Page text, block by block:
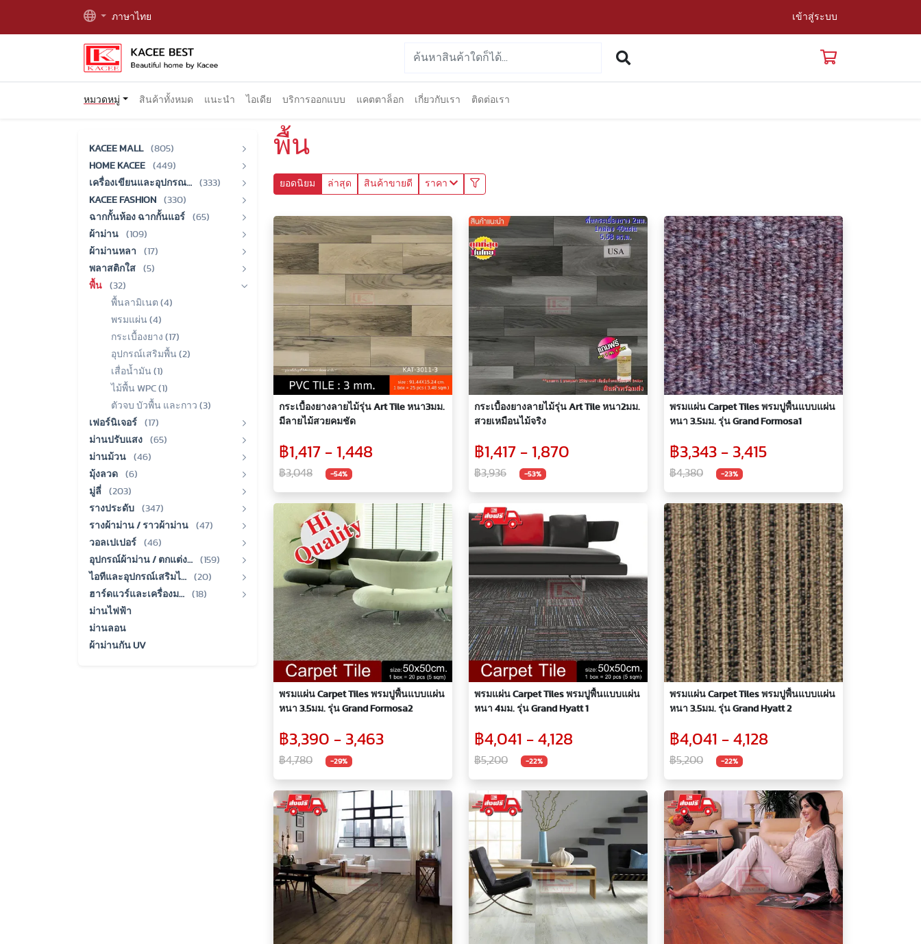
ภาษาไทย เข้าสู่ระบบ
หมวดหมู่ สินค้าทั้งหมด แนะนำ ไอเดีย บริการออกแบบ แคตตาล็อก เกี่ยวกับเรา ติดต่อเรา
KACEE MALL
(805)
HOME KACEE
(449)
เครื่องเขียนและอุปกรณ…
(333)
KACEE FASHION
(330)
ฉากกั้นห้อง ฉากกั้นแอร์
(65)
ผ้าม่าน
(109)
ผ้าม่านหลา
(17)
พลาสติกใส
(5)
พื้น
(32)
พื้นลามิเนต (4)
พรมแผ่น (4)
กระเบื้องยาง (17)
อุปกรณ์เสริมพื้น (2)
เสื่อน้ำมัน (1)
ไม้พื้น WPC (1)
ตัวจบ บัวพื้น และกาว (3)
เฟอร์นิเจอร์
(17)
ม่านปรับแสง
(65)
ม่านม้วน
(46)
มุ้งลวด
(6)
มู่ลี่
(203)
รางประดับ
(347)
รางผ้าม่าน / ราวผ้าม่าน
(47)
วอลเปเปอร์
(46)
อุปกรณ์ผ้าม่าน / ตกแต่ง…
(159)
ไอทีและอุปกรณ์เสริมไ…
(20)
ฮาร์ดแวร์และเครื่องม…
(18)
ม่านไฟฟ้า
ม่านลอน
ผ้าม่านกัน UV
พื้น
ยอดนิยม ล่าสุด สินค้าขายดี ราคา
กระเบื้องยางลายไม้รุ่น Art Tile หนา3มม.
มีลายไม้สวยคมชัด
฿1,417 - 1,448
฿3,048 -54%
กระเบื้องยางลายไม้รุ่น Art Tile หนา2มม.
สวยเหมือนไม้จริง
฿1,417 - 1,870
฿3,936 -53%
พรมแผ่น Carpet Tiles พรมปูพื้นแบบแผ่น
หนา 3.5มม. รุ่น Grand Formosa1
฿3,343 - 3,415
฿4,380 -23%
พรมแผ่น Carpet Tiles พรมปูพื้นแบบแผ่น
หนา 3.5มม. รุ่น Grand Formosa2
฿3,390 - 3,463
฿4,780 -29%
พรมแผ่น Carpet Tiles พรมปูพื้นแบบแผ่น
หนา 4มม. รุ่น Grand Hyatt 1
฿4,041 - 4,128
฿5,200 -22%
พรมแผ่น Carpet Tiles พรมปูพื้นแบบแผ่น
หนา 3.5มม. รุ่น Grand Hyatt 2
฿4,041 - 4,128
฿5,200 -22%